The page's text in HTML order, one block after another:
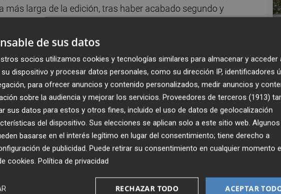
1
2
3
más larga de la edición, tras haber acabado segundo y
equipo Sunweb, logró llevar a buen puerto una escapada
la meta en solitario.
del francés Julian Alaphilippe y en la novena, la
pasado un centenar de kilómetros en solitario y ser
la etapa, por lo que no hubo cambios importantes en la
delante del colombiano Egan Bernal, a 21 segundos, y del
de sus datos
socios utilizamos cookies y tecnologías similares para almacenar y acceder
dispositivo y procesar datos personales, como su dirección IP, identificadores
para ofrecer anuncios y contenido personalizados, medir anuncios y
sobre la audiencia y mejorar los servicios. Proveedores de terceros (1913)
sus datos para estos y otros fines, incluido el uso de datos de geolocalización
del dispositivo. Sus elecciones se aplican solo a este sitio web. Algunos
basarse en el interés legítimo en lugar del consentimiento; tiene derecho a
de publicidad. Puede retirar su consentimiento en cualquier momento
cookies. Política de privacidad
ACEPTAR
RECHAZAR TODO